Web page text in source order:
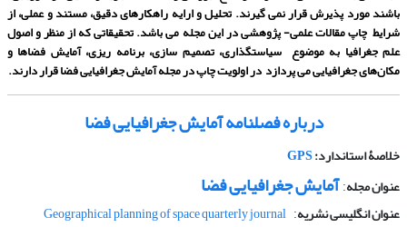
باشند مورد پذیرش قرار نمی گیرند. تحلیل و ارایه راهکارهای دقیق، مستند و عملی، از
شرایط چاپ مقالات علمی- پژوهشی در این مجله می باشد. تحقیقاتی که از منظر و اصول
علم جغرافیا به موضوع سیاستگذاری، تصمیم سازی، برنامه ریزی، آمایش فضاها و
مکان‌های جغرافیایی می پردازد در اولویت چاپ در مجله آمایش جغرافیایی فضا قرار دارند.
درباره فصلنامه آمایش جغرافیایی فضا
خلاصۀ استاندارد:GPS
عنوان مجله: آمایش جغرافیایی فضا
عنوان انگلیسی نشریه:
Geographical planning of space quarterly journal